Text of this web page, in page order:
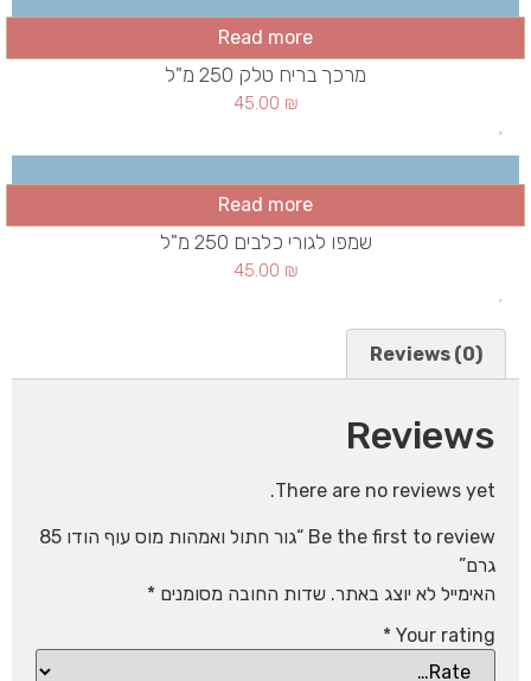
Read more
מרכך בריח טלק 250 מ"ל
45.00 ₪
Read more
שמפו לגורי כלבים 250 מ"ל
45.00 ₪
Reviews (0)
Reviews
There are no reviews yet.
Be the first to review “גור חתול ואמהות מוס עוף הודו 85
גרם”
האימייל לא יוצג באתר. שדות החובה מסומנים *
Your rating
*